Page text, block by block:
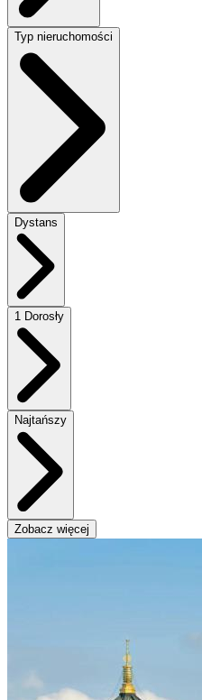
Typ nieruchomości
Dystans
1 Dorosły
Najtańszy
Zobacz więcej